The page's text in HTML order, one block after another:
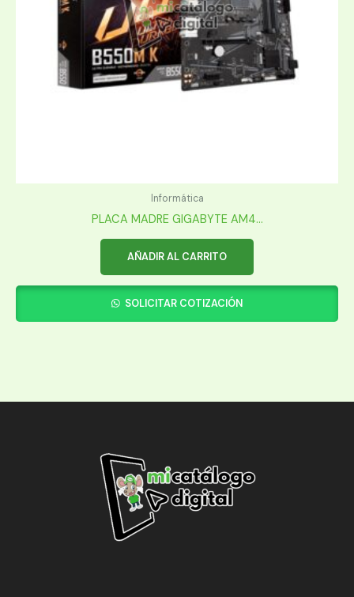
Informática
PLACA MADRE GIGABYTE AM4...
AÑADIR AL CARRITO
SOLICITAR COTIZACIÓN